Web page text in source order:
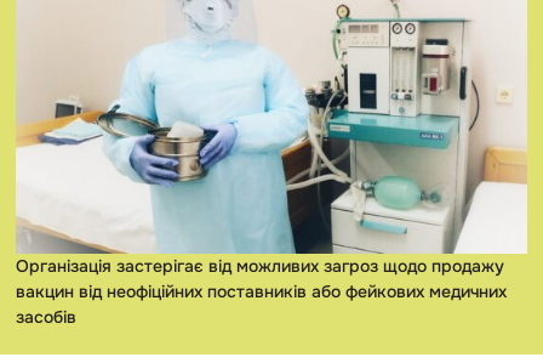
Організація застерігає від можливих загроз щодо продажу
вакцин від неофіційних поставників або фейкових медичних
засобів